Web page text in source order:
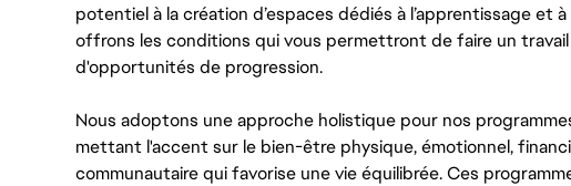
potentiel à la création d’espaces dédiés à l’apprentissage et
offrons les conditions qui vous permettront de faire un
d'opportunités de progression.
Nous adoptons une approche holistique pour nos
mettant l'accent sur le bien-être physique, émotionnel,
communautaire qui favorise une vie équilibrée. Ces